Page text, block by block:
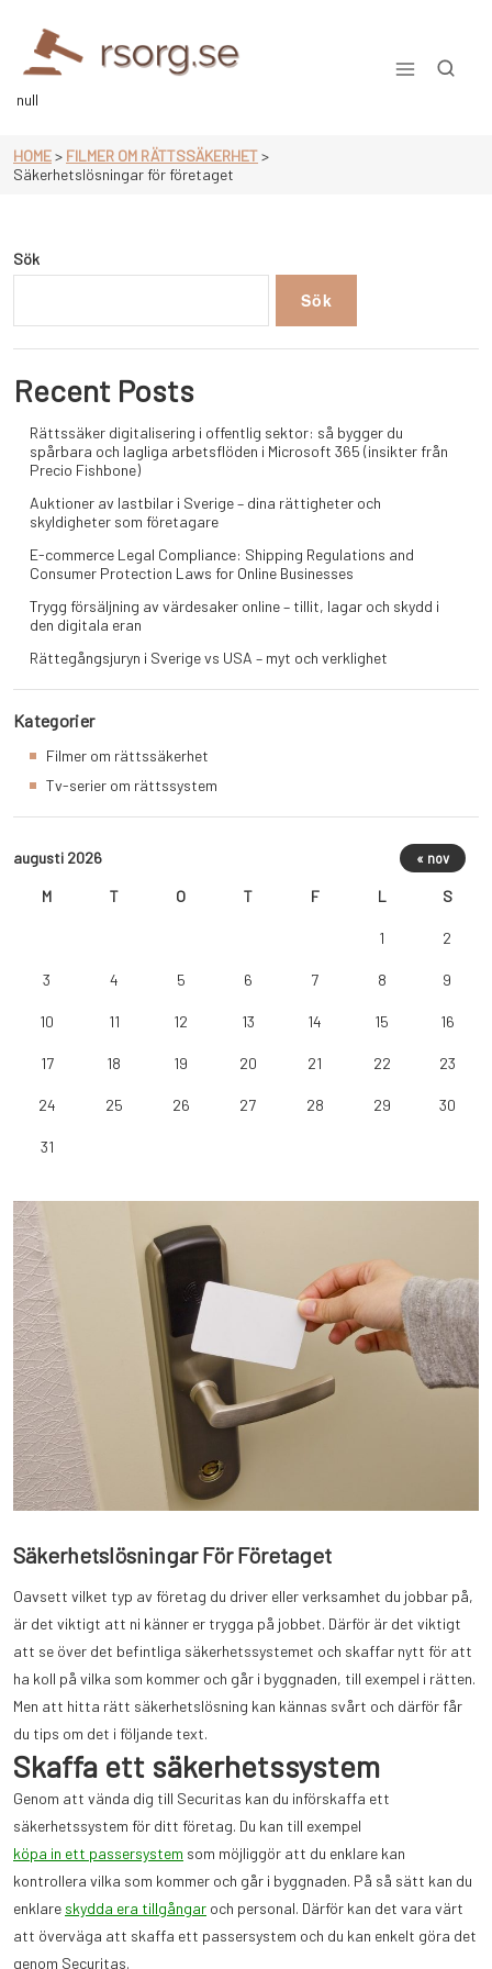
content
null
HOME> FILMER OM RÄTTSSÄKERHET>
Säkerhetslösningar för företaget
Säkerhetslösningar För Företaget
Oavsett vilket typ av företag du driver eller verksamhet du jobbar på,
är det viktigt att ni känner er trygga på jobbet. Därför är det viktigt
att se över det befintliga säkerhetssystemet och skaffar nytt för att
ha koll på vilka som kommer och går i byggnaden, till exempel i rätten.
Men att hitta rätt säkerhetslösning kan kännas svårt och därför får
du tips om det i följande text.
Skaffa ett säkerhetssystem
Genom att vända dig till Securitas kan du införskaffa ett
säkerhetssystem för ditt företag. Du kan till exempel
köpa in ett passersystem som möjliggör att du enklare kan
kontrollera vilka som kommer och går i byggnaden. På så sätt kan du
enklare skydda era tillgångar och personal. Därför kan det vara värt
att överväga att skaffa ett passersystem och du kan enkelt göra det
genom Securitas.
Sök
Sök
Recent Posts
Rättssäker digitalisering i offentlig sektor: så bygger du
spårbara och lagliga arbetsflöden i Microsoft 365 (insikter från
Precio Fishbone)
Auktioner av lastbilar i Sverige – dina rättigheter och
skyldigheter som företagare
E-commerce Legal Compliance: Shipping Regulations and
Consumer Protection Laws for Online Businesses
Trygg försäljning av värdesaker online – tillit, lagar och skydd i
den digitala eran
Rättegångsjuryn i Sverige vs USA – myt och verklighet
Kategorier
Filmer om rättssäkerhet
Tv-serier om rättssystem
augusti 2026
M T O T F L S
1 2
3 4 5 6 7 8 9
10 11 12 13 14 15 16
17 18 19 20 21 22 23
24 25 26 27 28 29 30
31
« nov